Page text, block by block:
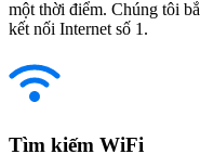
một thời điểm. Chúng tôi
kết nối Internet số 1.
Tìm kiếm WiFi